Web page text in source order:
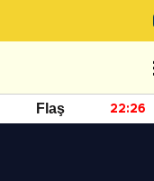
Flaş 22:26